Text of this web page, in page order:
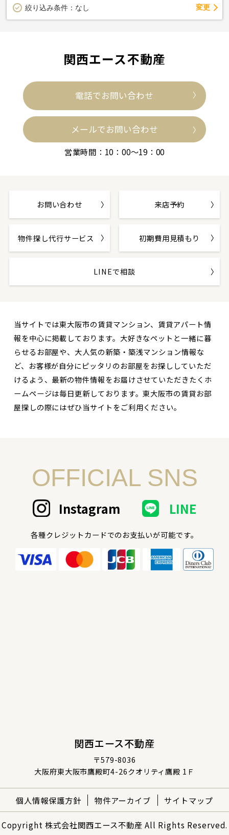
絞り込み条件： なし 変更
関西エース不動産
電話でお問い合わせ
メールでお問い合わせ
営業時間：10：00～19：00
お問い合わせ 来店予約
物件探し代行サービス 初期費用見積もり
LINEで相談
当サイトでは東大阪市の賃貸マンション、賃貸アパート情
報を中心に掲載しております。大好きなペットと一緒に暮
らせるお部屋や、大人気の新築・築浅マンション情報な
ど、お客様が自分にピッタリのお部屋をお探ししていただ
けるよう、最新の物件情報をお届けさせていただきたくホ
ームページは毎日更新しております。東大阪市の賃貸お部
屋探しの際にはぜひ当サイトをご利用ください。
OFFICIAL SNS
Instagram LINE
各種クレジットカードでのお支払いが可能です。
関西エース不動産
〒579-8036
大阪府東大阪市鷹殿町4-26クオリティ鷹殿 1Ｆ
個人情報保護方針 物件アーカイブ サイトマップ
Copyright 株式会社関西エース不動産 All Rights Reserved.